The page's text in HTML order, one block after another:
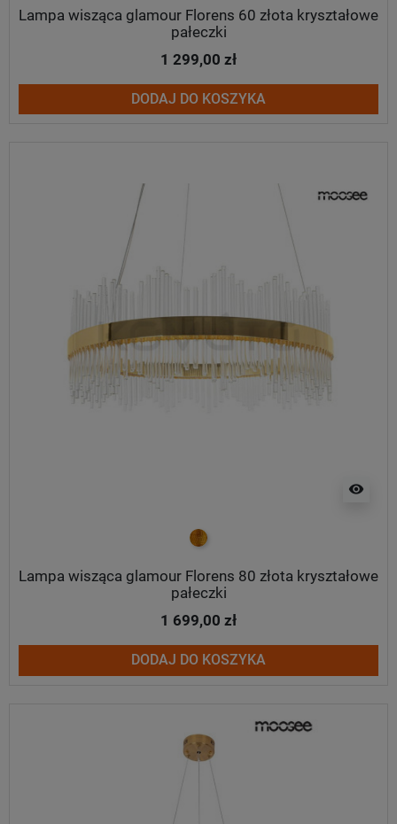
Lampa wisząca glamour Florens 60 złota kryształowe
pałeczki
1 299,00 zł
DODAJ DO KOSZYKA
visibility
złoty
Lampa wisząca glamour Florens 80 złota kryształowe
pałeczki
1 699,00 zł
DODAJ DO KOSZYKA